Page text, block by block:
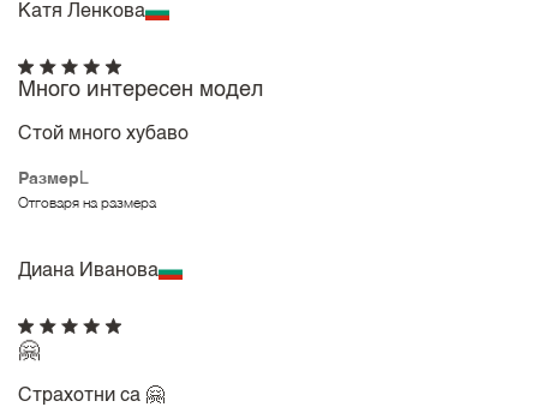
Катя Ленкова
Размер L
Отговаря на размера
Много интересен модел
Стой много хубаво
Диана Иванова
🤗
Страхотни са 🤗